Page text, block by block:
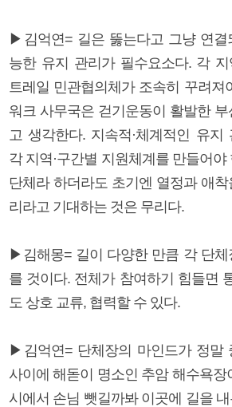
▶김억연= 길은 뚫는다고 그냥 연결
능한 유지 관리가 필수요소다. 각
트레일 민관협의체가 조속히 꾸려져
워크 사무국은 걷기운동이 활발한
고 생각한다. 지속적·체계적인 유
각 지역·구간별 지원체계를 만들어
단체라 하더라도 초기엔 열정과 애
리라고 기대하는 것은 무리다.
▶김해몽= 길이 다양한 만큼 각 단체
를 것이다. 전체가 참여하기 힘들면
도 상호 교류, 협력할 수 있다.
▶김억연= 단체장의 마인드가 정말
사이에 해돋이 명소인 추암 해수욕장
시에서 손님 뺏길까봐 이곳에 길을